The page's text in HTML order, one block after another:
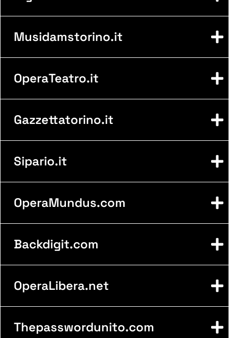
Musidamstorino.it
OperaTeatro.it
Gazzettatorino.it
Sipario.it
OperaMundus.com
Backdigit.com
OperaLibera.net
Thepasswordunito.com